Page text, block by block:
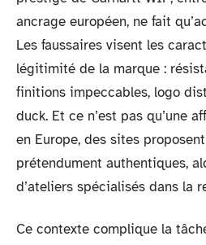
ancrage européen, ne fait
Les faussaires visent les
légitimité de la marque :
finitions impeccables, logo
duck. Et ce n’est pas qu’une
en Europe, des sites
prétendument authentiques,
d’ateliers spécialisés dans la
Ce contexte complique la